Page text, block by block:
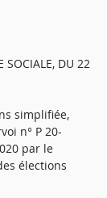
SOCIALE, DU 22
simplifiée,
n° P 20-
par le
élections